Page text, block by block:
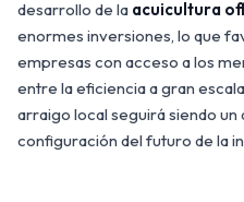
desarrollo de la acuicultura
enormes inversiones, lo que
empresas con acceso a los
entre la eficiencia a gran
arraigo local seguirá siendo
configuración del futuro de la